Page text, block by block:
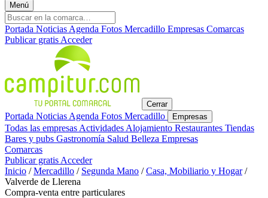
Menú
Portada Noticias Agenda Fotos Mercadillo Empresas Comarcas
Publicar gratis Acceder
Cerrar
Portada Noticias Agenda Fotos Mercadillo Empresas
Todas las empresas Actividades Alojamiento Restaurantes Tiendas
Bares y pubs Gastronomía Salud Belleza Empresas
Comarcas
Publicar gratis Acceder
Inicio / Mercadillo / Segunda Mano / Casa, Mobiliario y Hogar /
Valverde de Llerena
Compra-venta entre particulares